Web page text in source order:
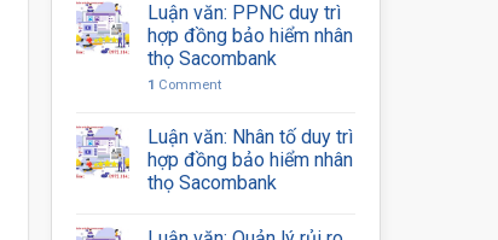
Luận văn: PPNC duy trì
hợp đồng bảo hiểm nhân
thọ Sacombank
1 Comment
Luận văn: Nhân tố duy trì
hợp đồng bảo hiểm nhân
thọ Sacombank